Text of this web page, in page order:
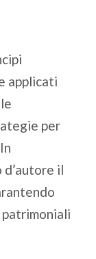
applicati
per
il